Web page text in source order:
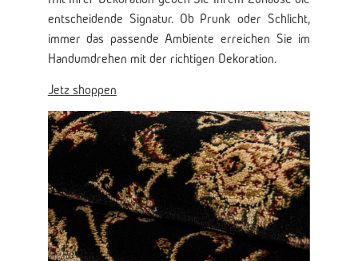
entscheidende Signatur. Ob Prunk oder Schlicht,
immer das passende Ambiente erreichen Sie im
Handumdrehen mit der richtigen Dekoration.
Jetz shoppen